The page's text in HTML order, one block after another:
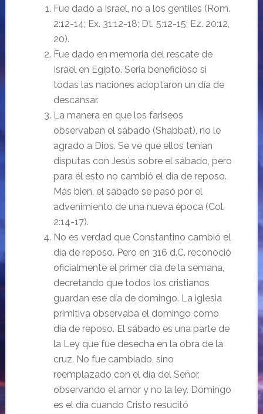
Fue dado a Israel, no a los gentiles (Rom.
2:12-14; Ex. 31:12-18; Dt. 5:12-15; Ez. 20:12,
20).
Fue dado en memoria del rescate de
Israel en Egipto. Seria beneficioso si
todas las naciones adoptaron un día de
descansar.
La manera en que los fariseos
observaban el sábado (Shabbat), no le
agrado a Dios. Se ve que ellos tenían
disputas con Jesús sobre el sábado, pero
para él esto no cambió el día de reposo.
Más bien, el sábado se pasó por el
advenimiento de una nueva época (Col.
2:14-17).
No es verdad que Constantino cambió el
día de reposo. Pero en 316 d.C. reconoció
oficialmente el primer día de la semana,
decretando que todos los cristianos
guardan ese día de domingo. La iglesia
primitiva observaba el domingo como
día de reposo. El sábado es una parte de
la Ley que fue desecha en la obra de la
cruz. No fue cambiado, sino
reemplazado con el día del Señor,
observando el amor y no la ley. Domingo
es el día cuando Cristo resucitó